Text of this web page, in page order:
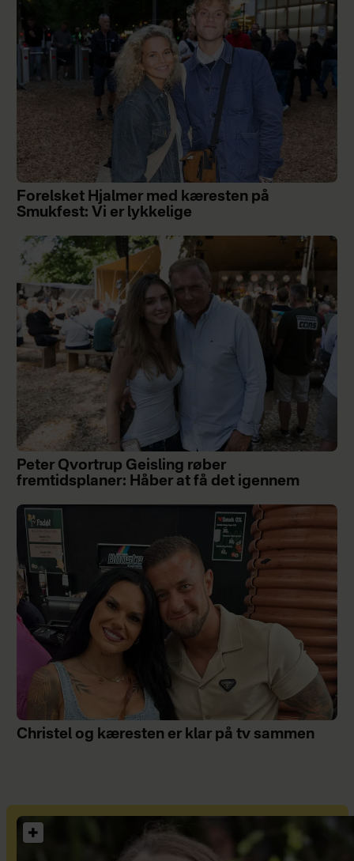
Forelsket Hjalmer med kæresten på
Smukfest: Vi er lykkelige
Peter Qvortrup Geisling røber
fremtidsplaner: Håber at få det igennem
Christel og kæresten er klar på tv sammen